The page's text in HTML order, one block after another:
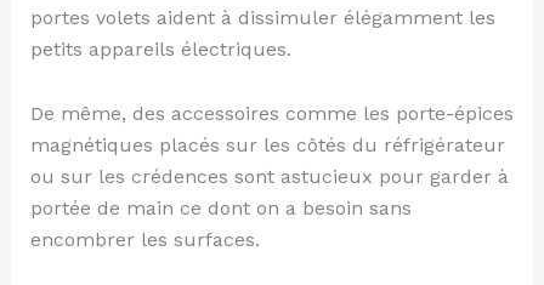
portes volets aident à dissimuler élégamment les
petits appareils électriques.
De même, des accessoires comme les porte-épices
magnétiques placés sur les côtés du réfrigérateur
ou sur les crédences sont astucieux pour garder à
portée de main ce dont on a besoin sans
encombrer les surfaces.